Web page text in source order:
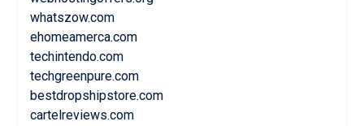
whatszow.com
ehomeamerca.com
techintendo.com
techgreenpure.com
bestdropshipstore.com
cartelreviews.com